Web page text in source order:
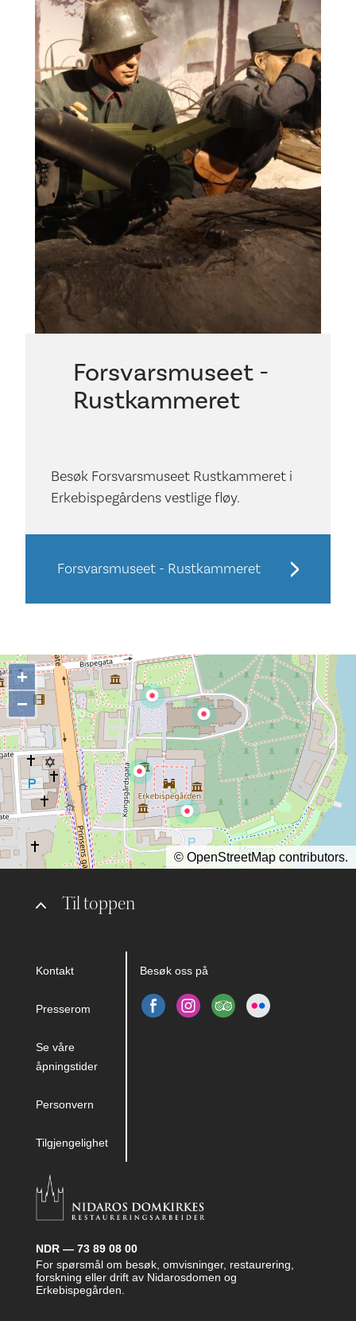
Forsvarsmuseet -
Rustkammeret
Besøk Forsvarsmuseet Rustkammeret i
Erkebispegårdens vestlige fløy.
Forsvarsmuseet - Rustkammeret
Til toppen
Kontakt
Presserom
Se våre
åpningstider
Personvern
Tilgjengelighet
Besøk oss på
NDR — 73 89 08 00
For spørsmål om besøk, omvisninger, restaurering,
forskning eller drift av Nidarosdomen og
Erkebispegården.
+
−
© OpenStreetMap contributors.